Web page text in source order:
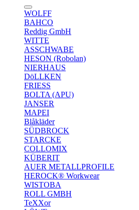
WOLFF
BAHCO
Reddig GmbH
WITTE
ASSCHWABE
HESON (Robolan)
NIERHAUS
DöLLKEN
FRIESS
BOLTA (APU)
JANSER
MAPEI
Blåkläder
SÜDBROCK
STARCKE
COLLOMIX
KÜBERIT
AUER METALLPROFILE
HEROCK® Workwear
WISTOBA
ROLL GMBH
TeXXor